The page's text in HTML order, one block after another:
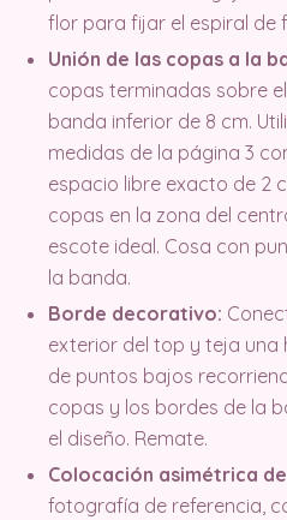
flor para fijar el espiral de
Unión de las copas a la
copas terminadas sobre
banda inferior de 8 cm.
medidas de la página 3
espacio libre exacto de 2
copas en la zona del
escote ideal. Cosa con
la banda.
Borde decorativo:
exterior del top y teja una
de puntos bajos
copas y los bordes de la
el diseño. Remate.
Colocación asimétrica
fotografía de referencia,